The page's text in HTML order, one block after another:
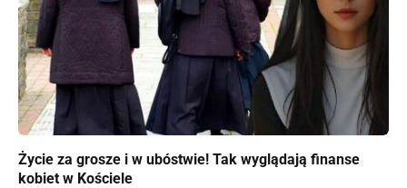
Życie za grosze i w ubóstwie! Tak wyglądają finanse
kobiet w Kościele